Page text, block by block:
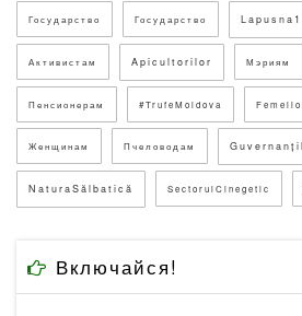
Государство Государство Lapusna1
Активистам Apicultorilor Мэриям
Пенсионерам #TrufeMoldova
Женщинам Пчеловодам
NaturaSălbatică SectorulCinegetic
Включайся!